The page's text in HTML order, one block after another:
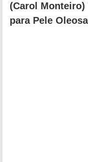
(Carol
para Pele Oleosa